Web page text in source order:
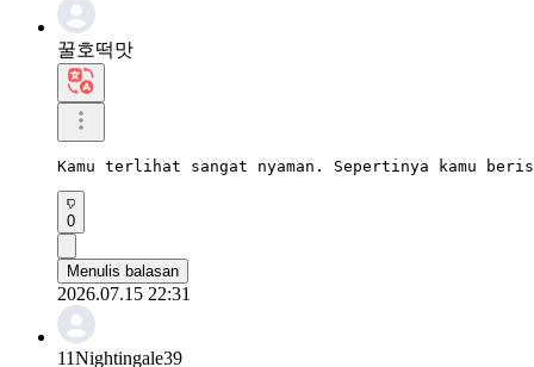
꿀호떡맛
Kamu terlihat sangat nyaman. Sepertinya kamu
0
Menulis balasan
2026.07.15 22:31
11Nightingale39